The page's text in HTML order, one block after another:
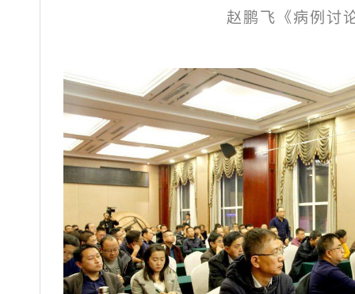
赵鹏飞《病例讨